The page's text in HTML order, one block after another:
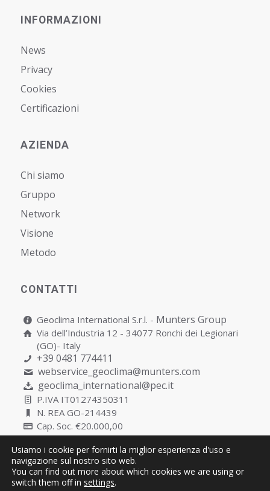
INFORMAZIONI
News
Privacy
Cookies
Certificazioni
AZIENDA
Chi siamo
Gruppo
Network
Visione
Metodo
CONTATTI
Geoclima International S.r.l. - Munters Group
Via dell’Industria 12 - 34077 Ronchi dei Legionari
(GO)- Italy
+39 0481 774411
webservice_geoclima@munters.com
geoclima_international@pec.it
P.IVA IT01274350311
N. REA GO-214439
Cap. Soc. €20.000,00
Copyright © Geoclima International S.r.l. Unipersonale | P.IVA
Usiamo i cookie per fornirti la miglior esperienza d'uso e
navigazione sul nostro sito web.
You can find out more about which cookies we are using or
switch them off in settings.